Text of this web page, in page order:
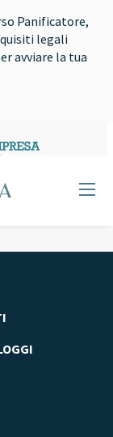
Panificatore,
legali
avviare la tua